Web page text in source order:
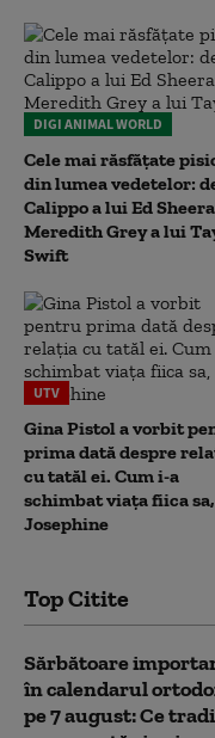
DIGI ANIMAL WORLD
Cele mai răsfățate
din lumea vedetelor:
Calippo a lui Ed
Meredith Grey a lui
Swift
UTV
Gina Pistol a vorbit
prima dată despre
cu tatăl ei. Cum i-a
schimbat viața fiica sa,
Josephine
Top Citite
Sărbătoare
în calendarul
pe 7 august: Ce